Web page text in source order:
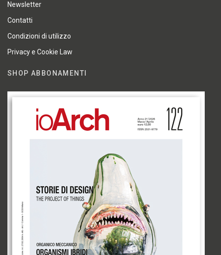
Newsletter
Contatti
Condizioni di utilizzo
Privacy e Cookie Law
SHOP ABBONAMENTI